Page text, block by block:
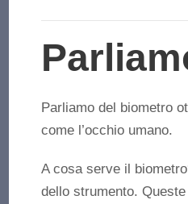
Parliamo del biometro
come l’occhio umano.
A cosa serve il
dello strumento.